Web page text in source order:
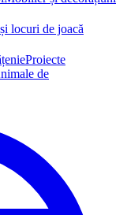
locuri de joacă
Proiecte
de